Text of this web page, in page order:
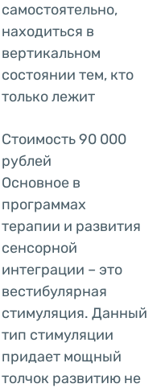
самостоятельно,
находиться в
вертикальном
состоянии тем, кто
только лежит
Стоимость 90 000
рублей
Основное в
программах
терапии и развития
сенсорной
интеграции – это
вестибулярная
стимуляция. Данный
тип стимуляции
придает мощный
толчок развитию не